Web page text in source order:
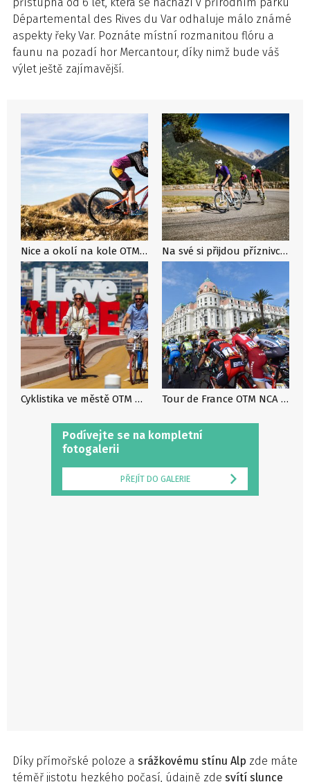
Départemental des Rives du Var odhaluje málo známé
aspekty řeky Var. Poznáte místní rozmanitou flóru a
faunu na pozadí hor Mercantour, díky nimž bude váš
výlet ještě zajímavější.
Podívejte se na kompletní
fotogalerii
PŘEJÍT DO GALERIE
Nice a okolí na kole OTM NCA / ACP Na své si přijdou příznivci silničních i horských kol. OTM NCA / ACP
Cyklistika ve městě OTM NCA / J.KELAGOPIAN Tour de France OTM NCA / ACP
Díky přímořské poloze a srážkovému stínu Alp zde máte
téměř jistotu hezkého počasí, údajně zde svítí slunce